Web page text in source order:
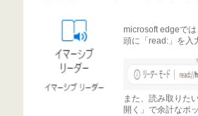
microsoft edgeで
頭に「read:」を入
また、読み取りた
開く」で余計なポ